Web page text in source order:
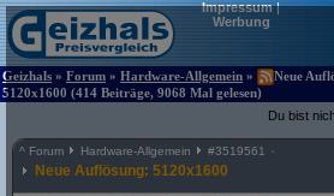
Impressum|
Werbung
Geizhals » Forum » Hardware-Allgemein »
Neue
5120x1600 (414 Beiträge, 9068 Mal gelesen)
Du bist
^ Forum Hardware-Allgemein #3519561
Neue Auflösung: 5120x1600